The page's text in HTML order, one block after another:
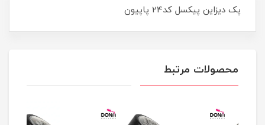
پک ديزاين پيکسل کد24 پاپيون
محصولات مرتبط